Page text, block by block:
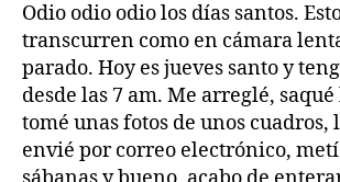
Odio odio odio los días santos.
transcurren como en cámara
parado. Hoy es jueves santo y
desde las 7 am. Me arreglé,
tomé unas fotos de unos cuadros,
envié por correo electrónico,